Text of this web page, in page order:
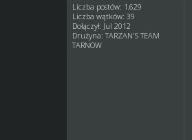
Liczba postów: 1,629
Liczba wątków: 39
Dołączył: Jul 2012
Drużyna: TARZAN'S TEAM
TARNOW